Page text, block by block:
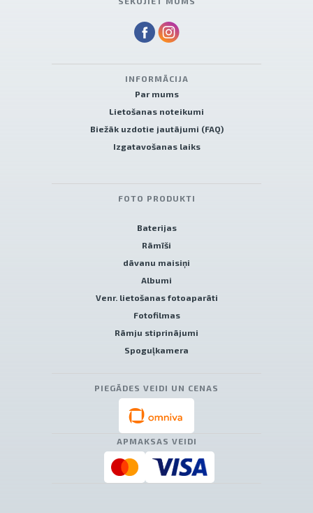
INFORMĀCIJA
Par mums
Lietošanas noteikumi
Biežāk uzdotie jautājumi (FAQ)
Izgatavošanas laiks
FOTO PRODUKTI
Baterijas
Rāmīši
dāvanu maisiņi
Albumi
Venr. lietošanas fotoaparāti
Fotofilmas
Rāmju stiprinājumi
Spoguļkamera
PIEGĀDES VEIDI UN CENAS
APMAKSAS VEIDI